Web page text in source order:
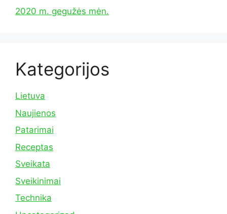
2020 m. gegužės mėn.
Kategorijos
Lietuva
Naujienos
Patarimai
Receptas
Sveikata
Sveikinimai
Technika